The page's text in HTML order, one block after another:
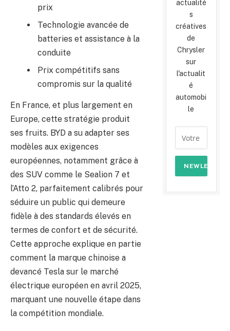
prix
Technologie avancée de
batteries et assistance à la
conduite
Prix compétitifs sans
compromis sur la qualité
En France, et plus largement en
Europe, cette stratégie produit
ses fruits. BYD a su adapter ses
modèles aux exigences
européennes, notamment grâce à
des SUV comme le Sealion 7 et
l’Atto 2, parfaitement calibrés pour
séduire un public qui demeure
fidèle à des standards élevés en
termes de confort et de sécurité.
Cette approche explique en partie
comment la marque chinoise a
devancé Tesla sur le marché
électrique européen en avril 2025,
marquant une nouvelle étape dans
la compétition mondiale.
actualité
s
créatives
de
Chrysler
sur
l'actualit
é
automobi
le